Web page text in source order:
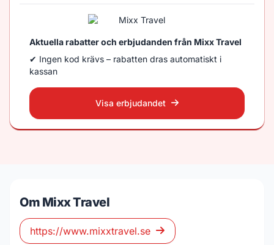
Aktuella rabatter och erbjudanden från Mixx Travel
✔ Ingen kod krävs – rabatten dras automatiskt i
kassan
Visa erbjudandet
Om Mixx Travel
https://www.mixxtravel.se